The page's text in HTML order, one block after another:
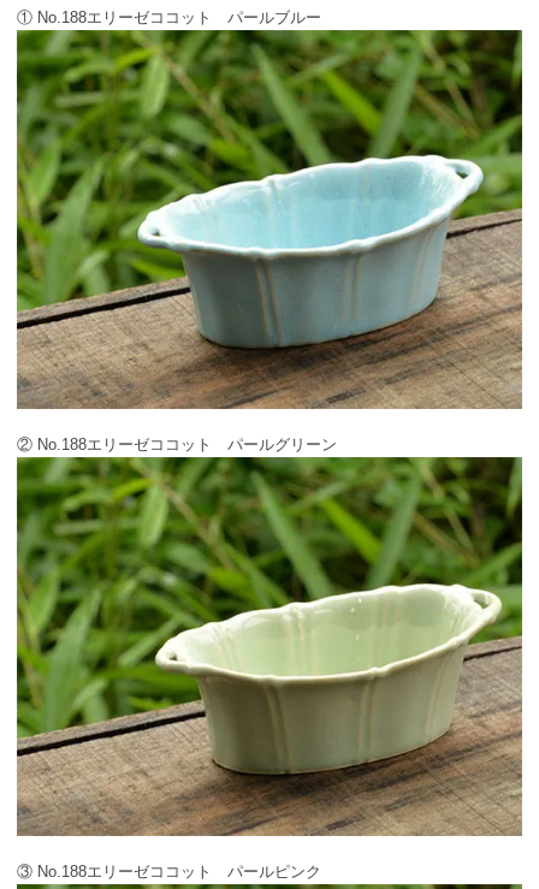
① No.188エリーゼココット パールブルー
② No.188エリーゼココット パールグリーン
③ No.188エリーゼココット パールピンク